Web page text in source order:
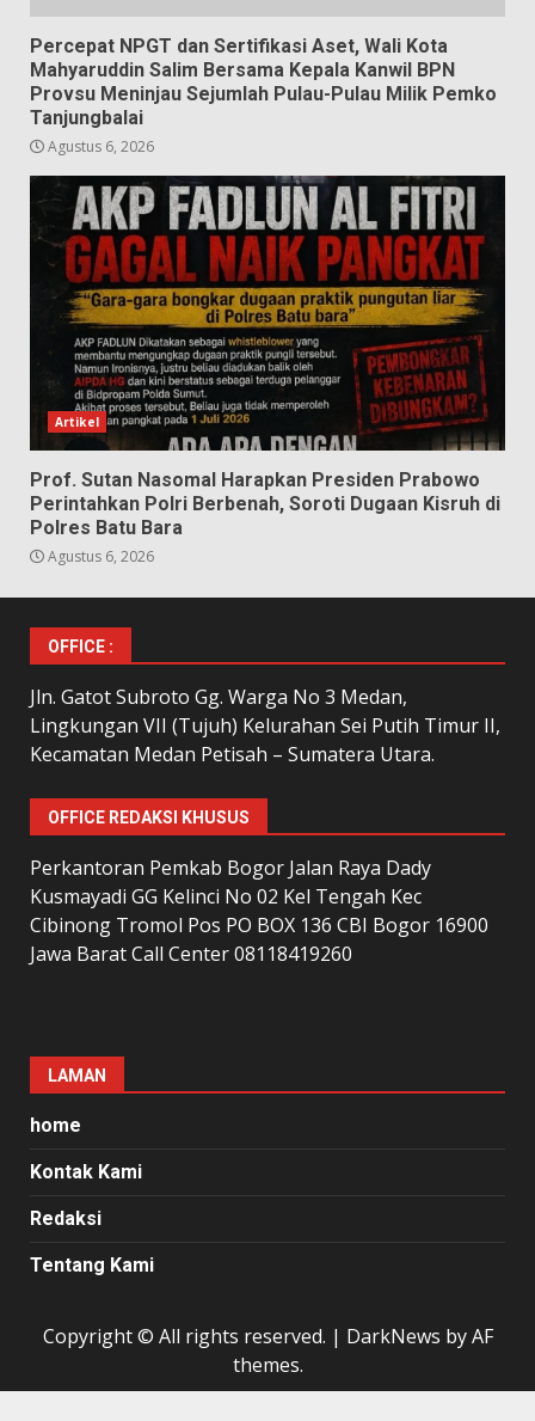
Percepat NPGT dan Sertifikasi Aset, Wali Kota
Mahyaruddin Salim Bersama Kepala Kanwil BPN
Provsu Meninjau Sejumlah Pulau-Pulau Milik Pemko
Tanjungbalai
Agustus 6, 2026
Artikel
Prof. Sutan Nasomal Harapkan Presiden Prabowo
Perintahkan Polri Berbenah, Soroti Dugaan Kisruh di
Polres Batu Bara
Agustus 6, 2026
OFFICE :
Jln. Gatot Subroto Gg. Warga No 3 Medan,
Lingkungan VII (Tujuh) Kelurahan Sei Putih Timur II,
Kecamatan Medan Petisah – Sumatera Utara.
OFFICE REDAKSI KHUSUS
Perkantoran Pemkab Bogor Jalan Raya Dady
Kusmayadi GG Kelinci No 02 Kel Tengah Kec
Cibinong Tromol Pos PO BOX 136 CBI Bogor 16900
Jawa Barat Call Center 08118419260
LAMAN
home
Kontak Kami
Redaksi
Tentang Kami
Copyright © All rights reserved. | DarkNews by AF
themes.